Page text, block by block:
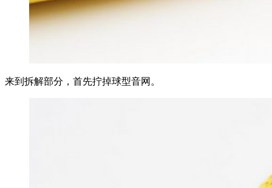
来到拆解部分，首先拧掉球型音网。